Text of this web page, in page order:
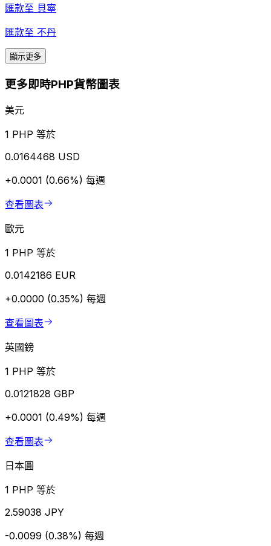
匯款至 貝寧
匯款至 不丹
顯示更多
更多即時PHP貨幣圖表
美元
1 PHP 等於
0.0164468 USD
+0.0001 (0.66%) 每週
查看圖表
歐元
1 PHP 等於
0.0142186 EUR
+0.0000 (0.35%) 每週
查看圖表
英國鎊
1 PHP 等於
0.0121828 GBP
+0.0001 (0.49%) 每週
查看圖表
日本圓
1 PHP 等於
2.59038 JPY
-0.0099 (0.38%) 每週